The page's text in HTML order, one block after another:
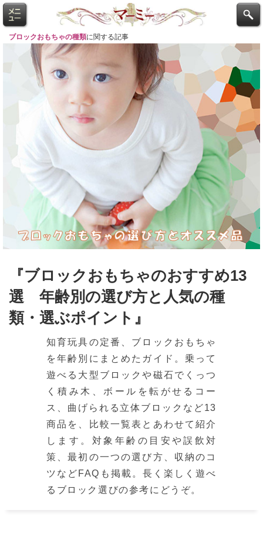
ブロックおもちゃの種類に関する記事
『ブロックおもちゃのおすすめ13
選 年齢別の選び方と人気の種
類・選ぶポイント』
知育玩具の定番、ブロックおもちゃ
を年齢別にまとめたガイド。乗って
遊べる大型ブロックや磁石でくっつ
く積み木、ボールを転がせるコー
ス、曲げられる立体ブロックなど13
商品を、比較一覧表とあわせて紹介
します。対象年齢の目安や誤飲対
策、最初の一つの選び方、収納のコ
ツなどFAQも掲載。長く楽しく遊べ
るブロック選びの参考にどうぞ。